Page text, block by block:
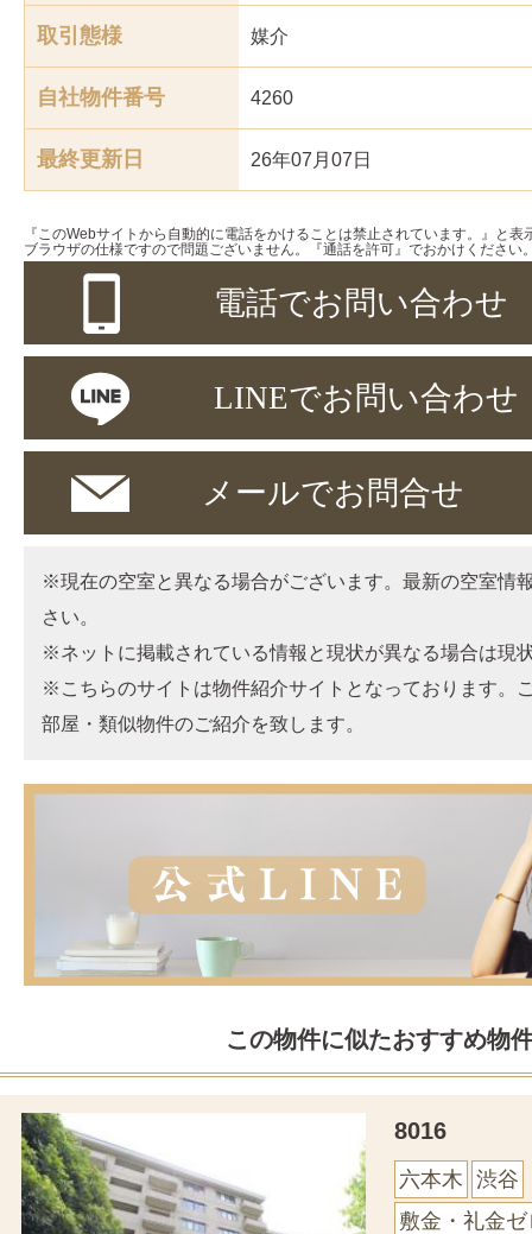
取引態様 媒介
自社物件番号 4260
最終更新日 26年07月07日
『このWebサイトから自動的に電話をかけることは禁止されています。』と
ブラウザの仕様ですので問題ございません。『通話を許可』でおかけください
電話でお問い合わせ
LINEでお問い合わせ
メールでお問合せ
※現在の空室と異なる場合がございます。最新の空室情
さい。
※ネットに掲載されている情報と現状が異なる場合は現
※こちらのサイトは物件紹介サイトとなっております。
部屋・類似物件のご紹介を致します。
この物件に似たおすすめ物
8016
六本木 渋谷
敷金・礼金ゼ